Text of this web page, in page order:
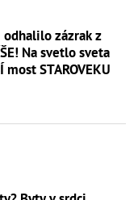
odhalilo zázrak z
Na svetlo sveta
STAROVEKU